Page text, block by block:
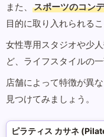
また、
スポーツのコン
目的に取り入れられるこ
女性専用スタジオや少
ど、ライフスタイルの
店舗によって特徴が異
見つけてみましょう。
ピラティス カサネ